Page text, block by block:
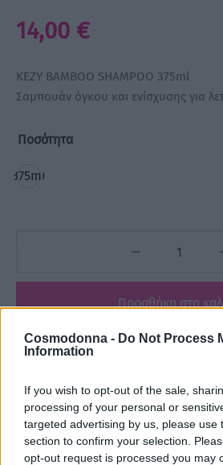
Cosmodonna - Do Not Process
Information
If you wish to opt-out of the sale,
processing of your personal or
targeted advertising by us, please use
section to confirm your selection.
opt-out request is processed you may
14,00 €
KEZY BAMBOO SHAMPOO 375ml
Σαμπουάν όγκου και ενίσχυσης για
Ποσότητα
375ml
Προσθήκη στο
Add to
Κωδικός προϊόντος:
Μ/Δ
Κατηγορίες: KEZY, KEZY BAMBOO ,
ΕΙΔΗ ΚΟΜΜΩΤΗΡΙΟΥ, ΕΤΑΙΡΕΙΕΣ,